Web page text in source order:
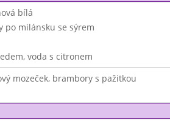
bílá
po milánsku se sýrem
voda s citronem
mozeček, brambory s pažitkou